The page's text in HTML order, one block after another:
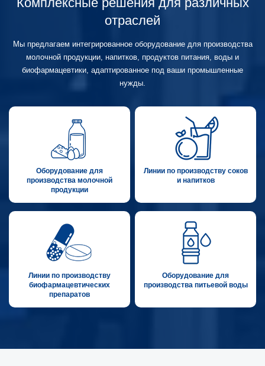
отраслей
Мы предлагаем интегрированное оборудование для производства
молочной продукции, напитков, продуктов питания, воды и
биофармацевтики, адаптированное под ваши промышленные
нужды.
Оборудование для
производства молочной
продукции
Линии по производству соков
и напитков
Линии по производству
биофармацевтических
препаратов
Оборудование для
производства питьевой воды